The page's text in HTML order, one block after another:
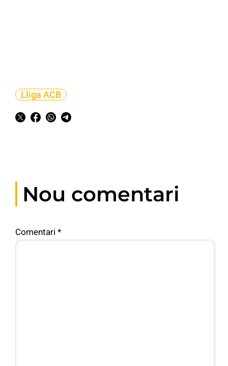
Lliga ACB
Nou comentari
Comentari *